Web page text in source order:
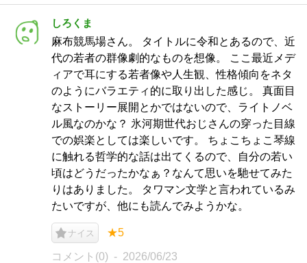
しろくま
麻布競馬場さん。 タイトルに令和とあるので、近
代の若者の群像劇的なものを想像。 ここ最近メデ
ィアで耳にする若者像や人生観、性格傾向をネタ
のようにバラエティ的に取り出した感じ。 真面目
なストーリー展開とかではないので、ライトノベ
ル風なのかな？ 氷河期世代おじさんの穿った目線
での娯楽としては楽しいです。 ちょこちょこ琴線
に触れる哲学的な話は出てくるので、自分の若い
頃はどうだったかなぁ？なんて思いを馳せてみた
りはありました。 タワマン文学と言われているみ
たいですが、他にも読んでみようかな。
ナイス ★5
コメント(0) 2026/06/23